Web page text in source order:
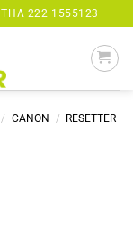
ΤΗΛ 222 1555123
/ CANON / RESETTER